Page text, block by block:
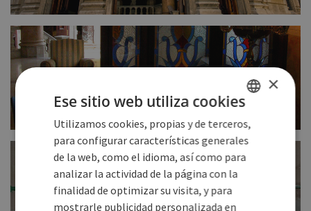
FULL SIZE
FULL SIZE
SPANISH
GERMAN
×
Ese sitio web utiliza cookies
Utilizamos cookies, propias y de terceros,
para configurar características generales
de la web, como el idioma, así como para
analizar la actividad de la página con la
finalidad de optimizar su visita, y para
mostrarle publicidad personalizada en